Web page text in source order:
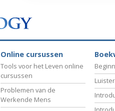
Online cursussen
Tools voor het Leven online
cursussen
Problemen van de
Werkende Mens